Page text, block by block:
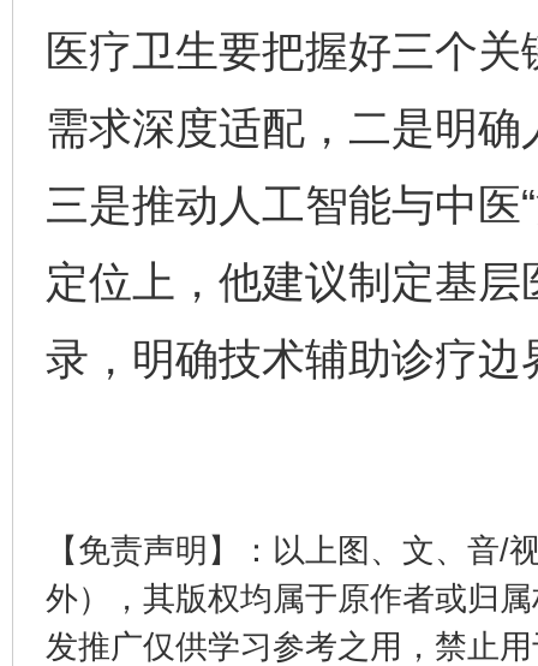
医疗卫生要把握好三个
需求深度适配，二是明
三是推动人工智能与中医
定位上，他建议制定基
录，明确技术辅助诊疗
【免责声明】：以上图、文、音/
外），其版权均属于原作者或归
发推广仅供学习参考之用，禁止
千年窑火 生生不息 一
揭开“小金库”的免责幌子